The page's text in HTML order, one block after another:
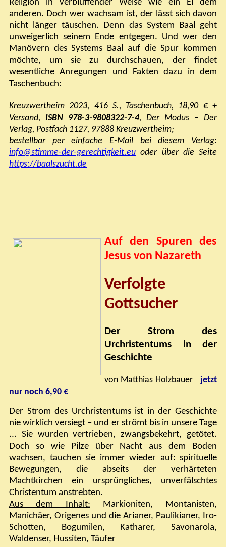
Religion in verblüffender Weise wie ein Ei dem
anderen. Doch wer wachsam ist, der lässt sich davon
nicht länger täuschen. Denn das System Baal geht
unweigerlich seinem Ende entgegen. Und wer den
Manövern des Systems Baal auf die Spur kommen
möchte, um sie zu durchschauen, der findet
wesentliche Anregungen und Fakten dazu in dem
Taschenbuch:
Kreuzwertheim 2023, 416 S., Taschenbuch, 18,90 € +
Versand, ISBN 978-3-9808322-7-4, Der Modus – Der
Verlag, Postfach 1127, 97888 Kreuzwertheim;
bestellbar per einfache E-Mail bei diesem Verlag:
info@stimme-der-gerechtigkeit.eu oder über die Seite
https://baalszucht.de
Auf den Spuren des
Jesus von Nazareth
Verfolgte
Gottsucher
Der Strom des
Urchristentums in der
Geschichte
von Matthias Holzbauer jetzt
nur noch 6,90 €
Der Strom des Urchristentums ist in der Geschichte
nie wirklich versiegt – und er strömt bis in unsere Tage
... Sie wurden vertrieben, zwangsbekehrt, getötet.
Doch so wie Pilze über Nacht aus dem Boden
wachsen, tauchen sie immer wieder auf: spirituelle
Bewegungen, die abseits der verhärteten
Machtkirchen ein ursprüngliches, unverfälschtes
Christentum anstrebten.
Aus dem Inhalt: Markioniten, Montanisten,
Manichäer, Origenes und die Arianer, Paulikianer, Iro-
Schotten, Bogumilen, Katharer, Savonarola,
Waldenser, Hussiten, Täufer